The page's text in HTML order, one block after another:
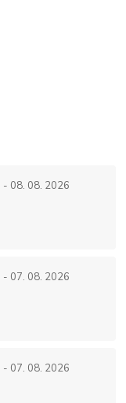
- 08. 08. 2026
- 07. 08. 2026
- 07. 08. 2026